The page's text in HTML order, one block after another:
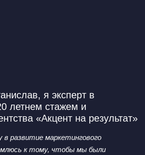
я эксперт в
летнем стажем и
«Акцент на результат»
развитие маркетингового
к тому, чтобы мы были